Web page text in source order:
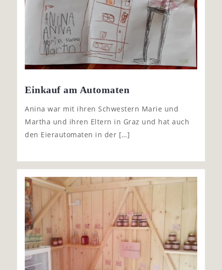
Einkauf am Automaten
Anina war mit ihren Schwestern Marie und
Martha und ihren Eltern in Graz und hat auch
den Eierautomaten in der […]